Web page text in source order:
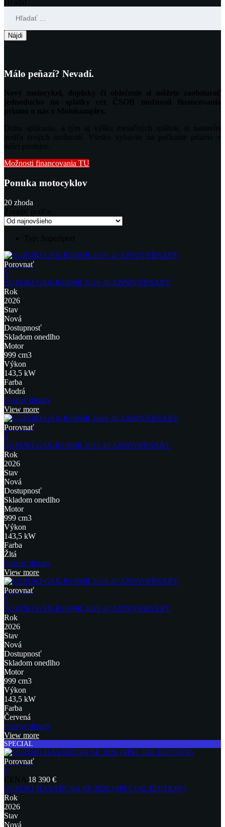
Málo peňazí? Nevadí.
Možnosti financovania TU
Ponuka motocyklov
20 zhoda
Porovnať
3
SUZUKI GSX-R1000R 2026 40 ANNIVERSARY
Rok
2026
Stav
Nová
Dostupnosť
Skladom onedlho
Motor
999 cm3
Výkon
143,5 kW
Farba
Modrá
Pozrieť detaily
View more
Porovnať
3
SUZUKI GSX-R1000R 2026 40 ANNIVERSARY
Rok
2026
Stav
Nová
Dostupnosť
Skladom onedlho
Motor
999 cm3
Výkon
143,5 kW
Farba
Žltá
Pozrieť detaily
View more
Porovnať
3
SUZUKI GSX-R1000R 2026 40 ANNIVERSARY
Rok
2026
Stav
Nová
Dostupnosť
Skladom onedlho
Motor
999 cm3
Výkon
143,5 kW
Farba
Červená
Pozrieť detaily
View more
SPECIAL
Porovnať
1
18 390 €
SUZUKI HAYABUSA SE 2026 (SPECIAL EDITION)
Rok
2026
Stav
Nová